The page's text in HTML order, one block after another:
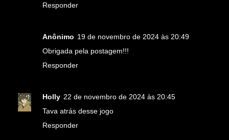
Responder
Anônimo 19 de novembro de 2024 às 20:49
Obrigada pela postagem!!!
Responder
Holly 22 de novembro de 2024 às 20:45
Tava atrás desse jogo
Responder